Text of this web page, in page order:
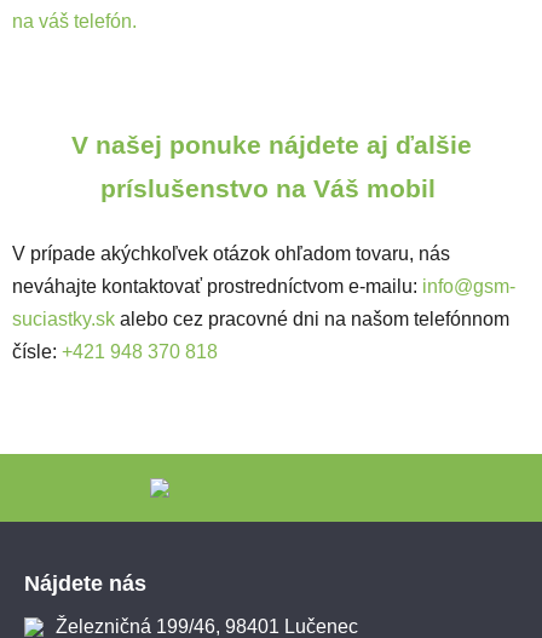
na váš telefón.
V našej ponuke nájdete aj ďalšie
príslušenstvo na Váš mobil
V prípade akýchkoľvek otázok ohľadom tovaru, nás
neváhajte kontaktovať prostredníctvom e-mailu: info@gsm-
suciastky.sk alebo cez pracovné dni na našom telefónnom
čísle: +421 948 370 818
Nájdete nás
Železničná 199/46, 98401 Lučenec